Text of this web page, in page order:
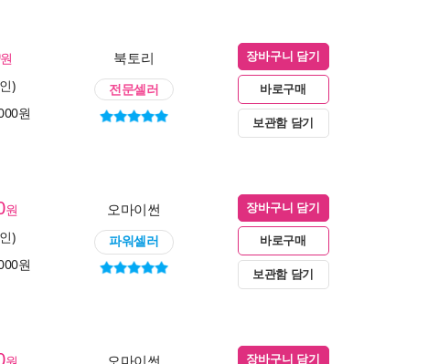
원
)
원
북토리
전문셀러
장바구니 담기
바로구매
보관함 담기
원
)
원
오마이썬
파워셀러
장바구니 담기
바로구매
보관함 담기
오마이썬 장바구니 담기